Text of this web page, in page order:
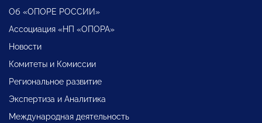
Об «ОПОРЕ РОССИИ»
Ассоциация «НП «ОПОРА»
Новости
Комитеты и Комиссии
Региональное развитие
Экспертиза и Аналитика
Международная деятельность